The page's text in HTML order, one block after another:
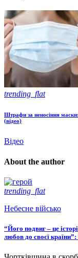
trending_flat
Штрафи за неносіння маски:
(відео)
Відео
About the author
trending_flat
Небесне військо
“Його подвиг – це
любов до своєї